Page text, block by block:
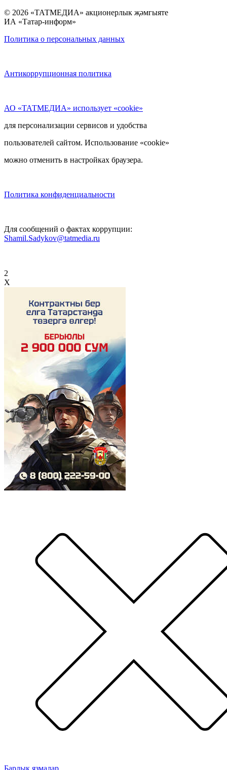
© 2026 «ТАТМЕДИА» акционерлык җәмгыяте
ИА «Татар-информ»
Политика о персональных данных
Антикоррупционная политика
АО «ТАТМЕДИА» использует «cookie»
для персонализации сервисов и удобства
пользователей сайтом. Использование «cookie»
можно отменить в настройках браузера.
Политика конфиденциальности
Для сообщений о фактах коррупции:
Shamil.Sadykov@tatmedia.ru
2
X
Барлык язмалар